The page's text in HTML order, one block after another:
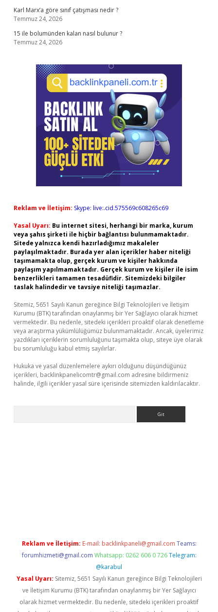
Karl Marx’a göre sınıf çatışması nedir ?
Temmuz 24, 2026
15 ile bolumünden kalan nasıl bulunur ?
Temmuz 24, 2026
Reklam ve İletişim: Skype: live:.cid.575569c608265c69
Yasal Uyarı: Bu internet sitesi, herhangi bir marka, kurum
veya şahıs şirketi ile hiçbir bağlantısı bulunmamaktadır.
Sitede yalnızca kendi hazırladığımız makaleler
paylaşılmaktadır. Burada yer alan içerikler haber niteliği
taşımamakta olup, gerçek kurum ve kişiler hakkında
paylaşım yapılmamaktadır. Gerçek kurum ve kişiler ile isim
benzerlikleri tamamen tesadüfidir. Sitemizdeki bilgiler
taslak halindedir ve tavsiye niteliği taşımazlar.
Sitemiz, 5651 Sayılı Kanun gereğince Bilgi Teknolojileri ve İletişim
Kurumu (BTK) tarafından onaylanmış bir Yer Sağlayıcı olarak hizmet
vermektedir. Bu nedenle, sitedeki içerikleri proaktif olarak denetleme
veya araştırma yükümlülüğümüz bulunmamaktadır. Ancak, üyelerimiz
yazdıkları içeriklerin sorumluluğunu taşımakta olup, siteye üye olarak
bu sorumluluğu kabul etmiş sayılırlar.
Hukuka ve yasal düzenlemelere aykırı olduğunu düşündüğünüz
içerikleri, backlinkpanelicomtr@gmail.com adresine bildirmeniz
halinde, ilgili içerikler yasal süre içerisinde sitemizden kaldırılacaktır.
Reklam ve İletişim: E-mail: backlinkpaneli@gmail.com Teams:
forumhizmeti@gmail.com Whatsapp: 0262 606 0 726 Telegram:
@karabul
Yasal Uyarı: Sitemiz, 5651 Sayılı Kanun gereğince Bilgi Teknolojileri
ve İletişim Kurumu (BTK) tarafından onaylanmış bir Yer Sağlayıcı
olarak hizmet vermektedir. Bu nedenle, sitedeki içerikleri proaktif